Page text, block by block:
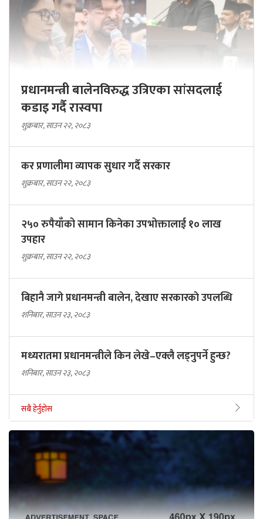
प्रधानमन्त्री बालेनविरुद्ध उत्रिएका सांसदलाई
कडाइ गर्दै रास्वपा
शुक्रबार, साउन २२, २०८३
कर प्रणालीमा व्यापक सुधार गर्दै सरकार
शुक्रबार, साउन २२, २०८३
२५० रुपैयाँको सामान किनेका उपभोक्तालाई १० लाख
उपहार
शुक्रबार, साउन २२, २०८३
बिहानै जागे प्रधानमन्त्री बालेन, देखाए सरकारकाे उपलब्धि
शनिबार, साउन २३, २०८३
मध्यरातमा प्रधानमन्त्रीले किन लेखे–एक्लै लड्नुपर्ने हुन्छ?
शनिबार, साउन २३, २०८३
सबै हेर्नुहोस